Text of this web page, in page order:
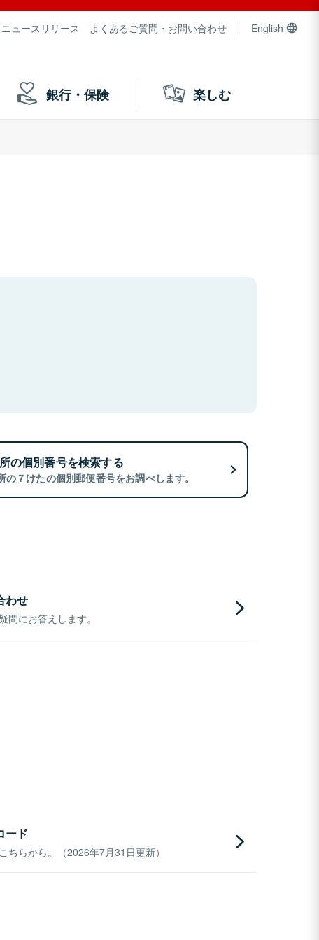
ニュースリリース よくあるご質問・お問い合わせ English
銀行・保険 楽しむ
の個別番号を検索する
の７けたの個別郵便番号をお調べします。
わせ
問にお答えします。
ード
ちらから。（2026年7月31日更新）